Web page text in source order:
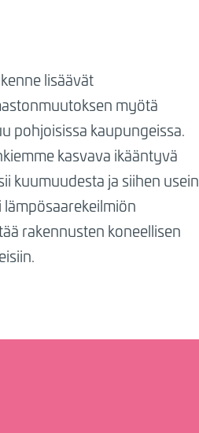
lisäävät
myötä
pohjoisissa kaupungeissa.
kasvava ikääntyvä
kuumuudesta ja siihen usein
rakennusten koneellisen